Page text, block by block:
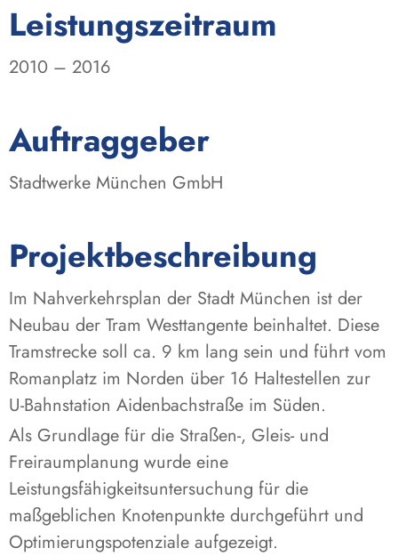
Leistungszeitraum
2010 – 2016
Auftraggeber
Stadtwerke München GmbH
Projektbeschreibung
Im Nahverkehrsplan der Stadt München ist der
Neubau der Tram Westtangente beinhaltet. Diese
Tramstrecke soll ca. 9 km lang sein und führt vom
Romanplatz im Norden über 16 Haltestellen zur
U-Bahnstation Aidenbachstraße im Süden.
Als Grundlage für die Straßen-, Gleis- und
Freiraumplanung wurde eine
Leistungsfähigkeitsuntersuchung für die
maßgeblichen Knotenpunkte durchgeführt und
Optimierungspotenziale aufgezeigt.